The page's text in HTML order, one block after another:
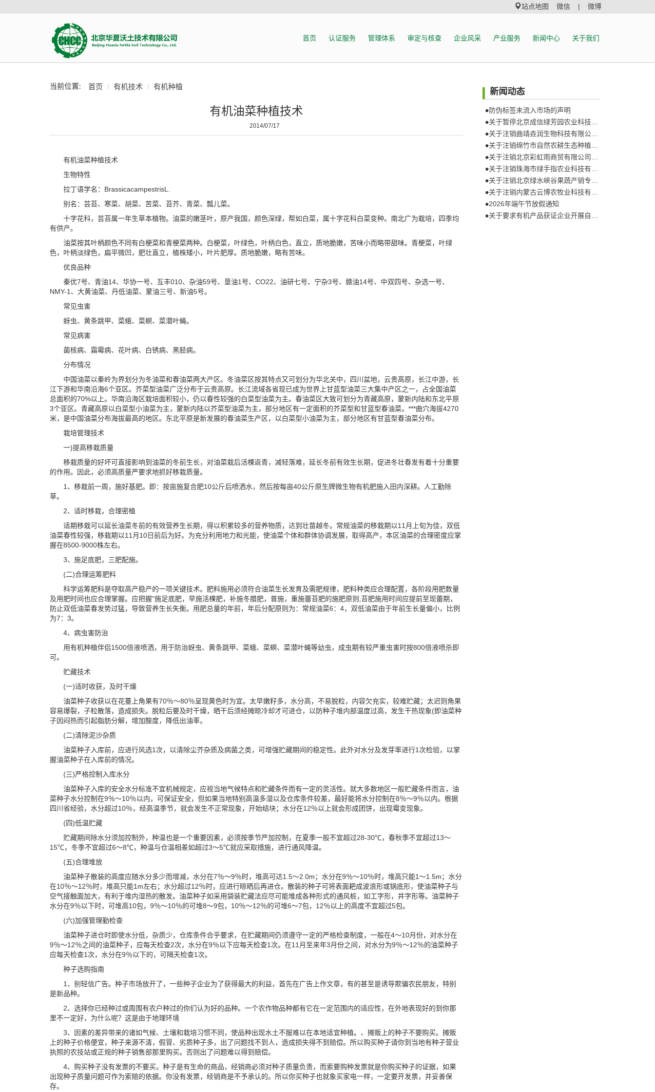
站点地图 微信 | 微博
首页 认证服务 管理体系 审定与核查 企业风采 产业服务 新闻中心 关于我们
当前位置: 首页 有机技术 有机种植
有机油菜种植技术
2014/07/17
有机油菜种植技术
生物特性
拉丁语学名：BrassicacampestrisL.
别名：芸苔、寒菜、胡菜、苦菜、苔芥、青菜、瓢儿菜。
十字花科，芸苔属一年生草本植物。油菜的嫩茎叶，原产我国，颜色深绿，帮如白菜，属十字花科白菜变种。南北广为栽培，四季均
有供产。
油菜按其叶柄颜色不同有白梗菜和青梗菜两种。白梗菜，叶绿色，叶柄白色，直立，质地脆嫩，苦味小而略带甜味。青梗菜，叶绿
色，叶柄淡绿色，扁平微凹，肥壮直立，植株矮小，叶片肥厚。质地脆嫩，略有苦味。
优良品种
秦优7号、青油14、华协一号、互丰010、杂油59号、垦油1号、CO22、油研七号、宁杂3号、赣油14号、中双四号、杂选一号、
NMY-1、大黄油菜、丹低油菜、蒙油三号、新油5号。
常见虫害
蚜虫、黄条跳甲、菜蛾、菜螟、菜潜叶蝇。
常见病害
菌核病、霜霉病、花叶病、白锈病、黑胫病。
分布情况
中国油菜以秦岭为界划分为冬油菜和春油菜两大产区。冬油菜区按其特点又可划分为华北关中，四川盆地，云贵高原，长江中游，长
江下游和华南沿海6个亚区。芥菜型油菜广泛分布于云贵高原。长江流域各省现已成为世界上甘蓝型油菜三大集中产区之一，占全国油菜
总面积的70%以上。华南沿海区栽培面积较小，仍以春性较强的白菜型油菜为主。春油菜区大致可划分为青藏高原，蒙新内陆和东北平原
3个亚区。青藏高原以白菜型小油菜为主，蒙新内陆以芥菜型油菜为主，部分地区有一定面积的芥菜型和甘蓝型春油菜。***曲穴海拔4270
米，是中国油菜分布海拔最高的地区。东北平原是新发展的春油菜生产区，以白菜型小油菜为主，部分地区有甘蓝型春油菜分布。
栽培管理技术
一)提高移栽质量
移栽质量的好坏可直接影响到油菜的冬前生长，对油菜栽后活棵返青，减轻落难，延长冬前有效生长期，促进冬壮春发有着十分重要
的作用。因此，必须高质量严要求地抓好移栽质量。
1、移栽前一周，施好基肥。即：按亩施复合肥10公斤后喷洒水，然后按每亩40公斤原生牌微生物有机肥施入田内深耕。人工勤除
草。
2、适时移栽，合理密植
适期移栽可以延长油菜冬前的有效营养生长期，得以积累较多的营养物质，达到壮苗越冬。常规油菜的移栽期以11月上旬为佳，双低
油菜春性较强，移栽期以11月10日前后为好。为充分利用地力和光能，使油菜个体和群体协调发展，取得高产，本区油菜的合理密度应掌
握在8500-9000株左右。
3、施足底肥，三肥配施。
(二)合理运筹肥料
科学运筹肥料是夺取高产稳产的一项关键技术。肥料施用必须符合油菜生长发育及需肥规律，肥料种类应合理配置，各阶段用肥数量
及用肥时间也应合理掌握。应把握"施足底肥，早施活棵肥，补施冬腊肥，普施，重施蕾苔肥的施肥原则;苔肥施用时间应提前至现蕾期，
防止双低油菜春发势过猛，导致营养生长失衡。用肥总量的年前，年后分配原则为：常规油菜6：4，双低油菜由于年前生长量偏小，比例
为7：3。
4、病虫害防治
用有机种植伴侣1500倍液喷洒，用于防治蚜虫、黄条跳甲、菜蛾、菜螟、菜潜叶蝇等幼虫，成虫期有较严重虫害时按800倍液喷杀即
可。
贮藏技术
(一)适时收获，及时干燥
油菜种子收获以在花薹上角果有70％～80％呈现黄色时为宜。太早嫩籽多，水分高，不易脱粒，内容欠充实，较难贮藏；太迟则角果
容易爆裂，子粒散落，造成损失。脱粒后要及时干燥，晒干后须经摊晾冷却才可进仓，以防种子堆内部温度过高，发生干热现象(即油菜种
子因闷热而引起脂肪分解，增加酸度，降低出油率。
(二)清除泥沙杂质
油菜种子入库前，应进行风选1次，以清除尘芥杂质及病菌之类，可增强贮藏期间的稳定性。此外对水分及发芽率进行1次检验，以掌
握油菜种子在入库前的情况。
(三)严格控制入库水分
油菜种子入库的安全水分标准不宜机械规定，应视当地气候特点和贮藏条件而有一定的灵活性。就大多数地区一般贮藏条件而言，油
菜种子水分控制在9％～10％以内，可保证安全，但如果当地特别高温多湿以及仓库条件较差，最好能将水分控制在8％～9％以内。根据
四川省经验，水分超过10％，经高温季节，就会发生不正常现象，开始结块；水分在12％以上就会形成团饼，出现霉变现象。
(四)低温贮藏
贮藏期间除水分须加控制外，种温也是一个重要因素，必须按季节严加控制，在夏季一般不宜超过28-30℃，春秋季不宜超过13～
15℃，冬季不宜超过6～8℃，种温与仓温相差如超过3～5℃就应采取措施，进行通风降温。
(五)合理堆放
油菜种子散装的高度应随水分多少而增减，水分在7％～9％时，堆高可达1.5～2.0m；水分在9％～10％时，堆高只能1～1.5m；水分
在10％～12％时，堆高只能1m左右；水分超过12％时，应进行晾晒后再进仓。散装的种子可将表面耙成波浪形或锅底形，使油菜种子与
空气接触面加大，有利于堆内湿热的散发。油菜种子如采用袋装贮藏法应尽可能堆成各种形式的通风桩，如工字形，井字形等。油菜种子
水分在9％以下时，可堆高10包，9％～10％的可堆8～9包，10％～12％的可堆6～7包，12％以上的高度不宜超过5包。
(六)加强管理勤检查
油菜种子进仓时即使水分低，杂质少，仓库条件合乎要求，在贮藏期间仍须遵守一定的严格检查制度，一般在4～10月份，对水分在
9％～12％之间的油菜种子，应每天检查2次，水分在9％以下应每天检查1次。在11月至来年3月份之间，对水分为9％～12％的油菜种子
应每天检查1次，水分在9％以下的，可隔天检查1次。
种子选购指南
1、别轻信广告。种子市场放开了，一些种子企业为了获得最大的利益，首先在广告上作文章，有的甚至是诱导欺骗农民朋友，特别
是新品种。
2、选择你已经种过或周围有农户种过的你们认为好的品种。一个农作物品种都有它在一定范围内的适应性，在外地表现好的到你那
里不一定好，为什么呢？这是由于地理环境
3、因素的差异带来的诸如气候、土壤和栽培习惯不同，使品种出现水土不服难以在本地适宜种植。、摊贩上的种子不要购买。摊贩
上的种子价格便宜，种子来源不清，假冒、劣质种子多，出了问题找不到人，造成损失得不到赔偿。所以购买种子请你到当地有种子营业
执照的农技站或正规的种子销售部那里购买。否则出了问题难以得到赔偿。
4、购买种子没有发票的不要买。种子是有生命的商品，经销商必须对种子质量负责，而索要购种发票就是你购买种子的证据，如果
出现种子质量问题可作为索赔的依据。你没有发票，经销商是不予承认的。所以你买种子也就象买家电一样，一定要开发票，并妥善保
存。
新闻动态
●防伪标签未流入市场的声明
●关于暂停北京成信绿芳园农业科技发展有限公司有机产品认证证书和认证标志的通知
●关于注销曲靖垚润生物科技有限公司认证证书和认证标志的通知
●关于注销绵竹市自然农耕生态种植专业合作社认证证书和认证标志的通知
●关于注销北京彩虹雨商贸有限公司认证证书和认证标志的通知
●关于注销珠海市绿手指农业科技有限公司认证证书和认证标志的通知
●关于注销北京绿水峡谷果蔬产销专业合作社认证证书和认证标志的通知
●关于注销内蒙古云博农牧业科技有限责任公司认证证书和认证标志的通知
●2026年端午节放假通知
●关于要求有机产品获证企业开展自查的通知